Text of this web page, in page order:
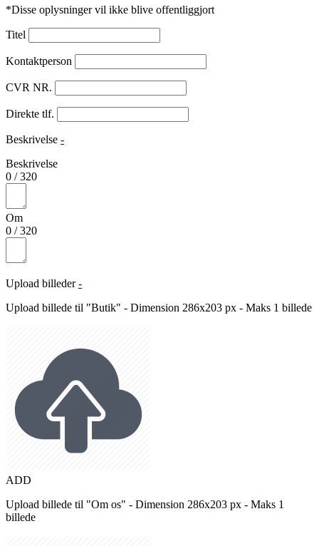
*Disse oplysninger vil ikke blive offentliggjort
Titel
Kontaktperson
CVR NR.
Direkte tlf.
Beskrivelse -
Beskrivelse
0 /320
Om
0 /320
Upload billeder -
Upload billede til "Butik" - Dimension 286x203 px - Maks 1 billede
ADD
Upload billede til "Om os" - Dimension 286x203 px - Maks 1
billede